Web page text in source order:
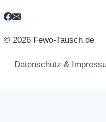
© 2026 Fewo-Tausch.de
Datenschutz &